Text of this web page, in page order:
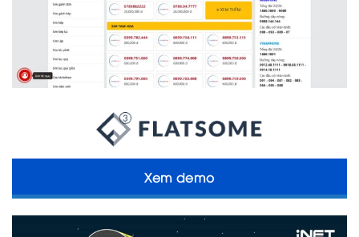
Xem demo